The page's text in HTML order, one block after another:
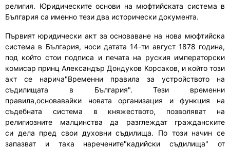
религия. Юридическите основи на мюфтийската система в
България са именно тези два исторически документа.
Първият юридически акт заосноваване на нова мюфтийска
система в България, носи датата 14-ти август 1878 година,
под който стои подписа и печата на руския императорски
комисар принц Александър Дондуков Корсаков, и който този
акт се нарича"Временни правила за устройството на
съдилищата в България". Тези временни
правила,основавайки новата организация и функция на
съдебната система в княжеството, позволяват на
религиозните малцинства да разглеждат гражданските
си дела пред свои духовни съдилища. По този начин се
запазват и така наречените"кадийски съдилища" от